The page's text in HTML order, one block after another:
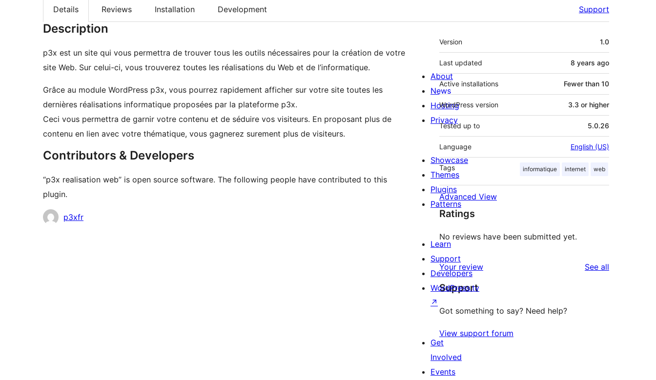
Details Reviews Installation Development Support
Description
p3x est un site qui vous permettra de trouver tous les outils nécessaires pour la création de votre
site Web. Sur celui-ci, vous trouverez toutes les réalisations du Web et de l’informatique.
Grâce au module WordPress p3x, vous pourrez rapidement afficher sur votre site toutes les
dernières réalisations informatique proposées par la plateforme p3x.
Ceci vous permettra de garnir votre contenu et de séduire vos visiteurs. En proposant plus de
contenu en lien avec votre thématique, vous gagnerez surement plus de visiteurs.
Contributors & Developers
“p3x realisation web” is open source software. The following people have contributed to this
plugin.
Contributors
p3xfr
Meta
Version 1.0
Last updated 8 years ago
Active installations Fewer than 10
WordPress version 3.3 or higher
Tested up to 5.0.26
Language English (US)
Tags informatique internet web
Advanced View
Ratings
No reviews have been submitted yet.
Your review See all
Support
Got something to say? Need help?
View support forum
About
News
Hosting
Privacy
Showcase
Themes
Plugins
Patterns
Learn
Support
Developers
WordPress.tv
↗
Get
Involved
Events